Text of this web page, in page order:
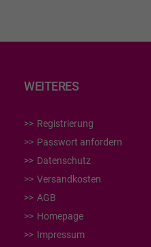
WEITERES
Registrierung
Passwort anfordern
Datenschutz
Versandkosten
AGB
Homepage
Impressum